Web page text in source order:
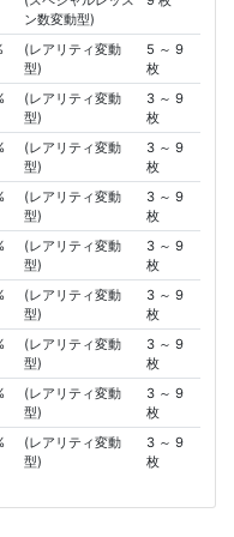
ン数変動型)
(レアリティ変動
型)
5 ～ 9
枚
(レアリティ変動
型)
3 ～ 9
枚
(レアリティ変動
型)
3 ～ 9
枚
(レアリティ変動
型)
3 ～ 9
枚
(レアリティ変動
型)
3 ～ 9
枚
(レアリティ変動
型)
3 ～ 9
枚
(レアリティ変動
型)
3 ～ 9
枚
(レアリティ変動
型)
3 ～ 9
枚
(レアリティ変動
型)
3 ～ 9
枚